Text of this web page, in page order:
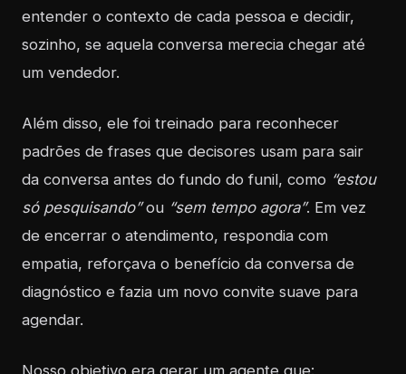
entender o contexto de cada pessoa e decidir,
sozinho, se aquela conversa merecia chegar até
um vendedor.
Além disso, ele foi treinado para reconhecer
padrões de frases que decisores usam para sair
da conversa antes do fundo do funil, como “estou
só pesquisando”ou “sem tempo agora”. Em vez
de encerrar o atendimento, respondia com
empatia, reforçava o benefício da conversa de
diagnóstico e fazia um novo convite suave para
agendar.